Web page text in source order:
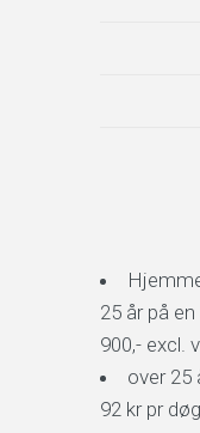
25 år på
900,- excl.
over 25
92 kr pr